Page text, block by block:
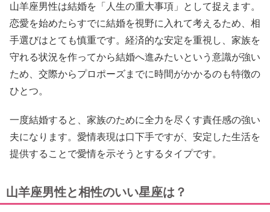
山羊座男性は結婚を「人生の重大事項」として捉えます。
恋愛を始めたらすでに結婚を視野に入れて考えるため、相
手選びはとても慎重です。経済的な安定を重視し、家族を
守れる状況を作ってから結婚へ進みたいという意識が強い
ため、交際からプロポーズまでに時間がかかるのも特徴の
ひとつ。
一度結婚すると、家族のために全力を尽くす責任感の強い
夫になります。愛情表現は口下手ですが、安定した生活を
提供することで愛情を示そうとするタイプです。
山羊座男性と相性のいい星座は？